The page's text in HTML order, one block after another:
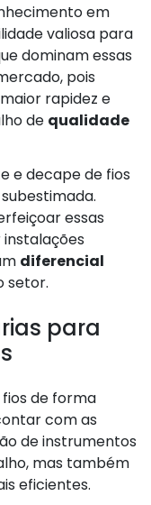
em
valiosa para
dominam essas
pois
rapidez e
de qualidade
e decape de fios
essas
diferencial
setor.
para
de forma
com as
de instrumentos
mas também
eficientes.